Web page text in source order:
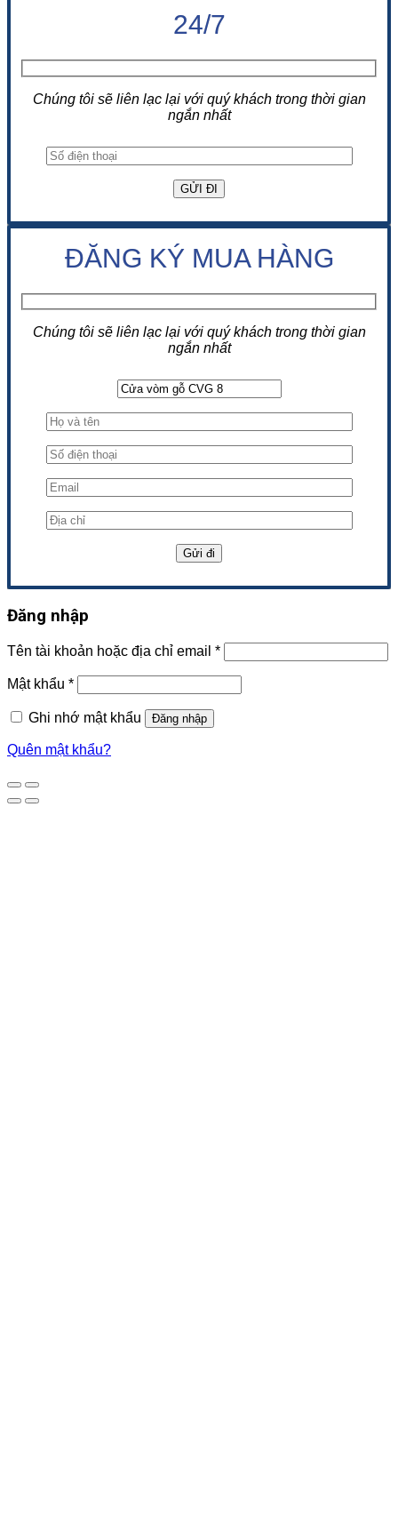
24/7
Chúng tôi sẽ liên lạc lại với quý khách trong thời gian
ngắn nhất
ĐĂNG KÝ MUA HÀNG
Chúng tôi sẽ liên lạc lại với quý khách trong thời gian
ngắn nhất
Đăng nhập
Tên tài khoản hoặc địa chỉ email *
Mật khẩu *
Ghi nhớ mật khẩu Đăng nhập
Quên mật khẩu?